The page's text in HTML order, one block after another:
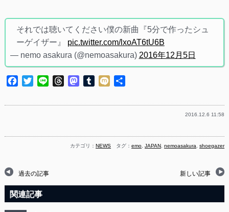
それでは聴いてください僕の新曲『5分で作ったシュ
ーゲイザー』 pic.twitter.com/lxoAT6tU6B
— nemo asakura (@nemoasakura) 2016年12月5日
Facebook
TwitterLine ThreadsMastodon
Tumblr
Mixi
2016.12.6 11:58
カテゴリ：NEWS タグ：emo ,JAPAN ,nemoasakura ,shoegazer
過去の記事 新しい記事
関連記事